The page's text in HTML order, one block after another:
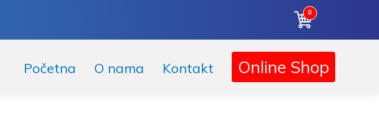
0
Početna O nama Kontakt Online Shop